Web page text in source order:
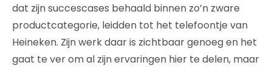
dat zijn succescases behaald binnen zo’n zware
productcategorie, leidden tot het telefoontje van
Heineken. Zijn werk daar is zichtbaar genoeg en het
gaat te ver om al zijn ervaringen hier te delen, maar